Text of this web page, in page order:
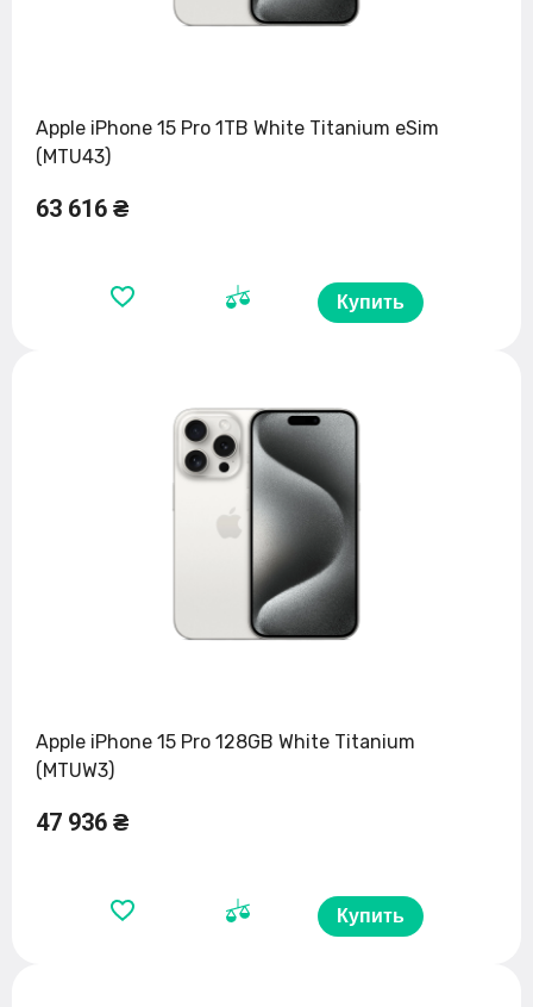
Apple iPhone 15 Pro 1TB White Titanium eSim
(MTU43)
63 616 ₴
Купить
Apple iPhone 15 Pro 128GB White Titanium
(MTUW3)
47 936 ₴
Купить